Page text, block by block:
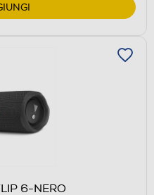
6-NERO